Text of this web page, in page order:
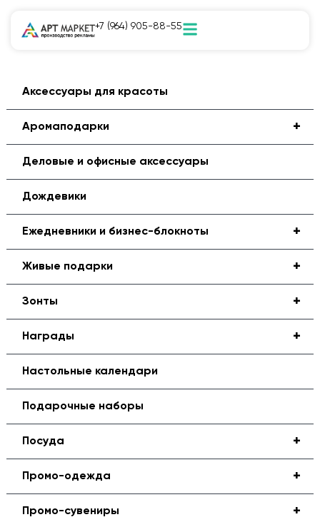
+7 (964) 905-88-55
Аксессуары для красоты
+
Аромаподарки
Деловые и офисные аксессуары
Дождевики
+
Ежедневники и бизнес-блокноты
+
Живые подарки
+
Зонты
+
Награды
Настольные календари
Подарочные наборы
+
Посуда
+
Промо-одежда
+
Промо-сувениры